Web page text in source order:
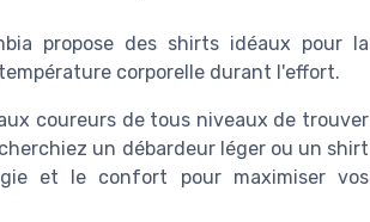
propose des shirts idéaux pour la
corporelle durant l'effort.
coureurs de tous niveaux de trouver
un débardeur léger ou un shirt
et le confort pour maximiser vos